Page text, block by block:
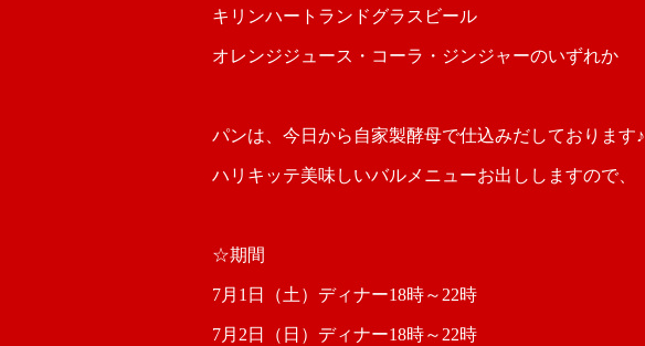
キリンハートランドグラスビール
オレンジジュース・コーラ・ジンジャーのいずれか
パンは、今日から自家製酵母で仕込みだしております♪
ハリキッテ美味しいバルメニューお出ししますので、
☆期間
7月1日（土）ディナー18時～22時
7月2日（日）ディナー18時～22時